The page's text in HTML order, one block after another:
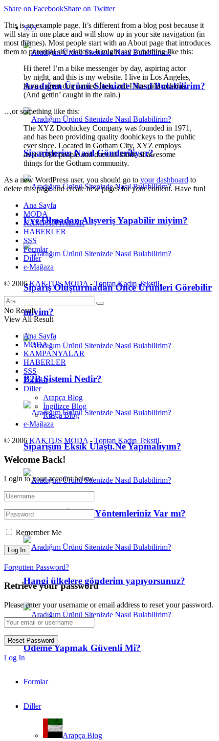
SSS
Aradığım Ürünü Sitenizde Nasıl Bulabilirim?
Siparişlerim Nasıl Gönderiliyor?
Üye Olmadan Alışveriş Yapabilir miyim?
Sipariş Oluşturmadan Önce Ürünleri Görebilir
miyim?
B2B Sistemi Nedir?
Siparişim Eksik Ulaştı.Ne Yapmalıyım?
Alternatif Ödeme Yöntemleriniz Var mı?
Hangi ülkelere gönderim yapıyorsunuz?
Ödeme Yapmak Güvenli Mi?
Formlar
Diller
Arapça Blog
Share on FacebookShare on Twitter
This is an example page. It’s different from a blog post because it
will stay in one place and will show up in your site navigation (in
most themes). Most people start with an About page that introduces
them to potential site visitors. It might say something like this:
Hi there! I’m a bike messenger by day, aspiring actor
by night, and this is my website. I live in Los Angeles,
have a great dog named Jack, and I like piña coladas.
(And gettin’ caught in the rain.)
…or something like this:
The XYZ Doohickey Company was founded in 1971,
and has been providing quality doohickeys to the public
ever since. Located in Gotham City, XYZ employs
over 2,000 people and does all kinds of awesome
things for the Gotham community.
As a new WordPress user, you should go to your dashboard to
delete this page and create new pages for your content. Have fun!
Ana Sayfa
MODA
KAMPANYALAR
HABERLER
SSS
Formlar
Diller
e-Mağaza
© 2006KAKTUS MODA - Toptan Kadın Tekstil.
No Result
View All Result
Ana Sayfa
MODA
KAMPANYALAR
HABERLER
SSS
Formlar
Diller
Arapça Blog
İngilizce Blog
Rusça Blog
e-Mağaza
© 2006 KAKTUS MODA - Toptan Kadın Tekstil.
Welcome Back!
Login to your account below
Remember Me
Forgotten Password?
Retrieve your password
Please enter your username or email address to reset your password.
Log In